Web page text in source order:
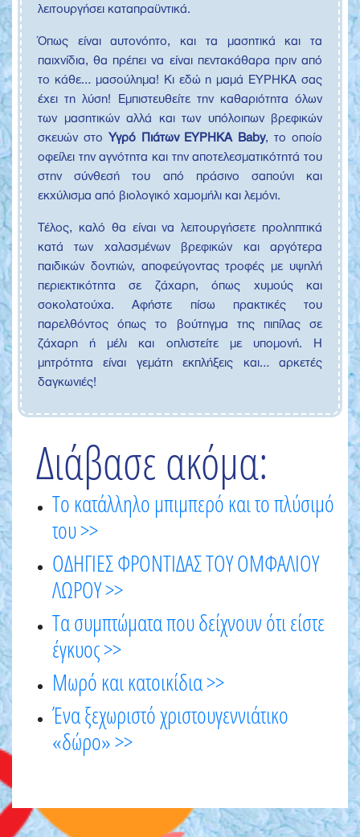
λειτουργήσει καταπραϋντικά.
Όπως είναι αυτονόητο, και τα μασητικά και τα
παιχνίδια, θα πρέπει να είναι πεντακάθαρα πριν από
το κάθε… μασούλημα! Κι εδώ η μαμά ΕΥΡΗΚΑ σας
έχει τη λύση! Εμπιστευθείτε την καθαριότητα όλων
των μασητικών αλλά και των υπόλοιπων βρεφικών
σκευών στο Υγρό Πιάτων ΕΥΡΗΚΑ Baby, το οποίο
οφείλει την αγνότητα και την αποτελεσματικότητά του
στην σύνθεσή του από πράσινο σαπούνι και
εκχύλισμα από βιολογικό χαμομήλι και λεμόνι.
Τέλος, καλό θα είναι να λειτουργήσετε προληπτικά
κατά των χαλασμένων βρεφικών και αργότερα
παιδικών δοντιών, αποφεύγοντας τροφές με υψηλή
περιεκτικότητα σε ζάχαρη, όπως χυμούς και
σοκολατούχα. Αφήστε πίσω πρακτικές του
παρελθόντος όπως το βούτηγμα της πιπίλας σε
ζάχαρη ή μέλι και οπλιστείτε με υπομονή. Η
μητρότητα είναι γεμάτη εκπλήξεις και… αρκετές
δαγκωνιές!
Διάβασε ακόμα:
Το κατάλληλο μπιμπερό και το πλύσιμό
του >>
ΟΔΗΓΙΕΣ ΦΡΟΝΤΙΔΑΣ ΤΟΥ ΟΜΦΑΛΙΟΥ
ΛΩΡΟΥ >>
Τα συμπτώματα που δείχνουν ότι είστε
έγκυος >>
Μωρό και κατοικίδια >>
Ένα ξεχωριστό χριστουγεννιάτικο
«δώρο» >>